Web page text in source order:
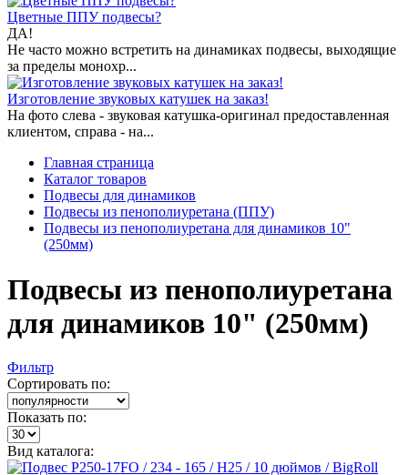
Цветные ППУ подвесы?
ДА!
Не часто можно встретить на динамиках подвесы, выходящие
за пределы монохр...
Изготовление звуковых катушек на заказ!
На фото слева - звуковая катушка-оригинал предоставленная
клиентом, справа - на...
Главная страница
Каталог товаров
Подвесы для динамиков
Подвесы из пенополиуретана (ППУ)
Подвесы из пенополиуретана для динамиков 10"
(250мм)
Подвесы из пенополиуретана
для динамиков 10" (250мм)
Фильтр
Сортировать по:
Показать по:
Вид каталога: